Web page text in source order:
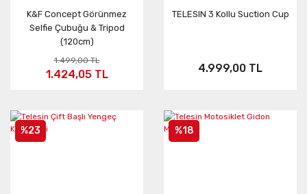
K&F Concept Görünmez
Selfie Çubuğu & Tripod
(120cm)
1.499,00 TL
1.424,05 TL
TELESIN 3 Kollu Suction Cup
4.999,00 TL
%23 %18